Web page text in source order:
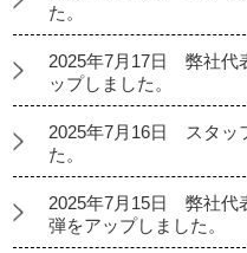
た。
2025年7月17日 弊社代
ップしました。
2025年7月16日 スタッ
た。
2025年7月15日 弊社代
弾をアップしました。